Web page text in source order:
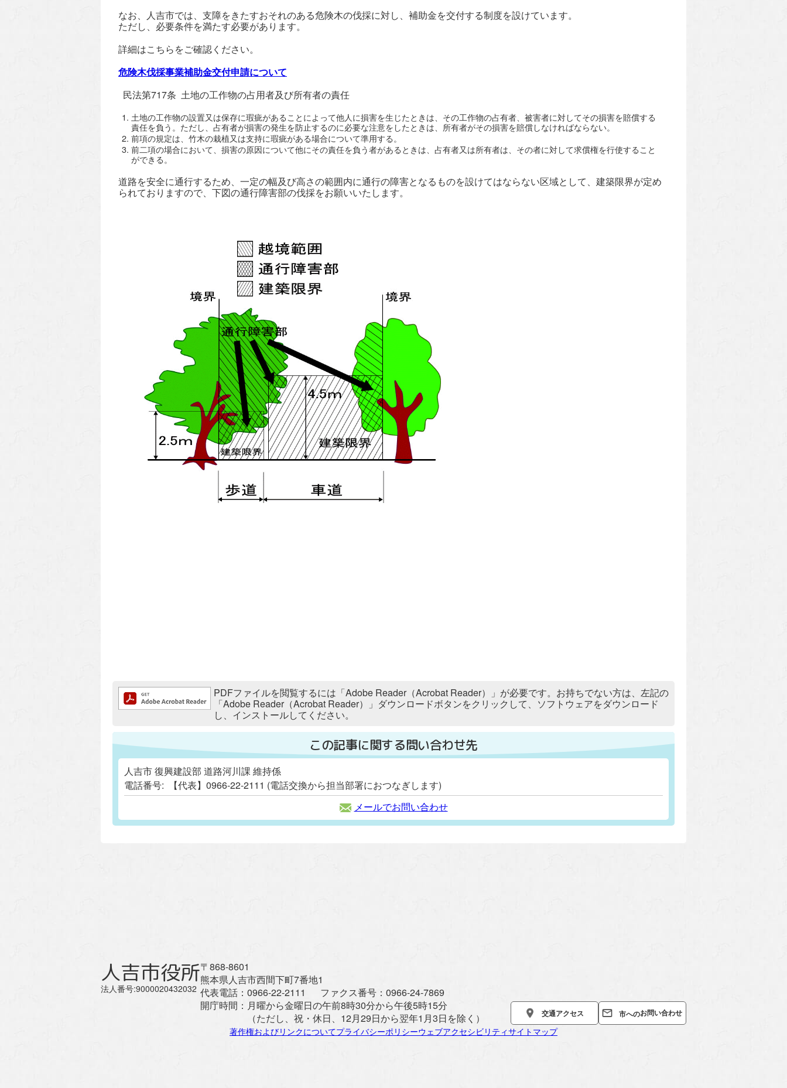
なお、人吉市では、支障をきたすおそれのある危険木の伐採に対し、補助金を交付する制度を設けています。
ただし、必要条件を満たす必要があります。
詳細はこちらをご確認ください。
危険木伐採事業補助金交付申請について
民法第717条 土地の工作物の占用者及び所有者の責任
土地の工作物の設置又は保存に瑕疵があることによって他人に損害を生じたときは、その工作物の占有者、被害者に対してその損害を賠償する
責任を負う。ただし、占有者が損害の発生を防止するのに必要な注意をしたときは、所有者がその損害を賠償しなければならない。
前項の規定は、竹木の栽植又は支持に瑕疵がある場合について準用する。
前二項の場合において、損害の原因について他にその責任を負う者があるときは、占有者又は所有者は、その者に対して求償権を行使すること
ができる。
道路を安全に通行するため、一定の幅及び高さの範囲内に通行の障害となるものを設けてはならない区域として、建築限界が定め
られておりますので、下図の通行障害部の伐採をお願いいたします。
追加情報：PDFファイルPDFファイルを閲覧するには「Adobe Reader（Acrobat Reader）」が必要です。お持ちでない方は、左記の
「Adobe Reader（Acrobat Reader）」ダウンロードボタンをクリックして、ソフトウェアをダウンロード
し、インストールしてください。
この記事に関する問い合わせ先
人吉市 復興建設部 道路河川課 維持係
電話番号:
【代表】0966-22-2111 (電話交換から担当部署におつなぎします)
メールでお問い合わせ
人吉市役所
法人番号:9000020432032
〒868-8601
熊本県人吉市西間下町7番地1
代表電話： 0966-22-2111 ファクス番号： 0966-24-7869
開庁時間： 月曜から金曜日の午前8時30分から午後5時15分
（ただし、祝・休日、12月29日から翌年1月3日を除く）
交通アクセス 市へのお問い合わせ
著作権およびリンクについてプライバシーポリシーウェブアクセシビリティサイトマップ